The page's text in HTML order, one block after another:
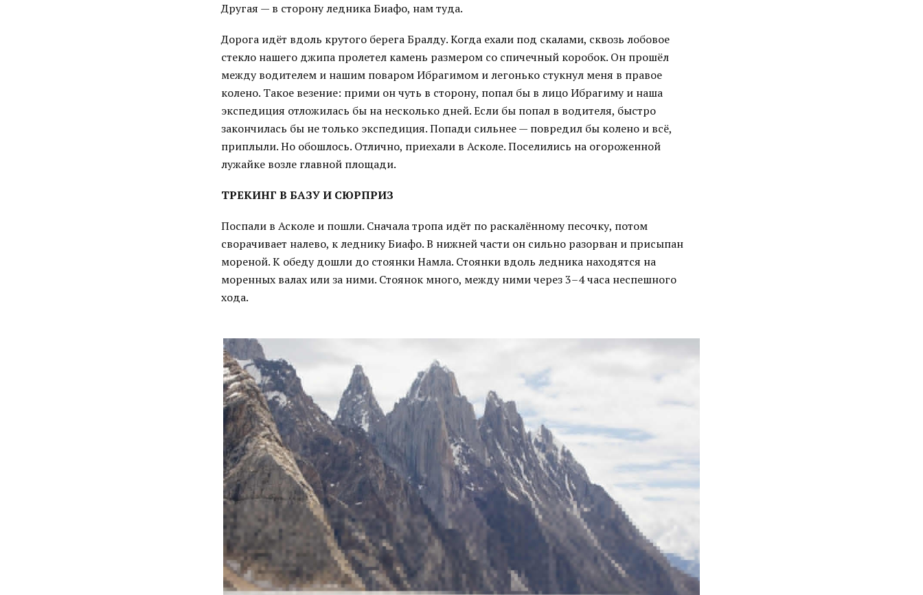
Другая — в сторону ледника Биафо, нам туда.
Дорога идёт вдоль крутого берега Бралду. Когда ехали под скалами, сквозь лобовое
стекло нашего джипа пролетел камень размером со спичечный коробок. Он прошёл
между водителем и нашим поваром Ибрагимом и легонько стукнул меня в правое
колено. Такое везение: прими он чуть в сторону, попал бы в лицо Ибрагиму и наша
экспедиция отложилась бы на несколько дней. Если бы попал в водителя, быстро
закончилась бы не только экспедиция. Попади сильнее — повредил бы колено и всё,
приплыли. Но обошлось. Отлично, приехали в Асколе. Поселились на огороженной
лужайке возле главной площади.
ТРЕКИНГ В БАЗУ И СЮРПРИЗ
Поспали в Асколе и пошли. Сначала тропа идёт по раскалённому песочку, потом
сворачивает налево, к леднику Биафо. В нижней части он сильно разорван и присыпан
мореной. К обеду дошли до стоянки Намла. Стоянки вдоль ледника находятся на
моренных валах или за ними. Стоянок много, между ними через 3–4 часа неспешного
хода.